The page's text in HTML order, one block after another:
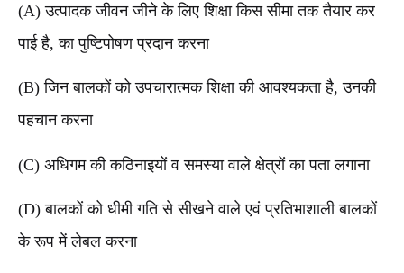
(A) उत्पादक जीवन जीने के लिए शिक्षा किस सीमा तक तैयार कर
पाई है, का पुष्टिपोषण प्रदान करना
(B) जिन बालकों को उपचारात्मक शिक्षा की आवश्यकता है, उनकी
पहचान करना
(C) अधिगम की कठिनाइयों व समस्या वाले क्षेत्रों का पता लगाना
(D) बालकों को धीमी गति से सीखने वाले एवं प्रतिभाशाली बालकों
के रूप में लेबल करना